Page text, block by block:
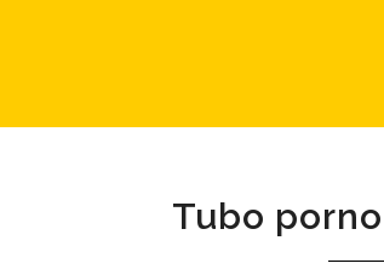
Tubo